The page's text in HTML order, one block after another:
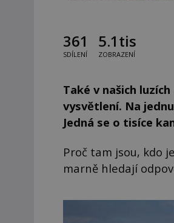
361
SDÍLENÍ
5.1tis
ZOBRAZENÍ
Také v našich
vysvětlení. Na
Jedná se o tisíce
Proč tam jsou, kdo
marně hledají